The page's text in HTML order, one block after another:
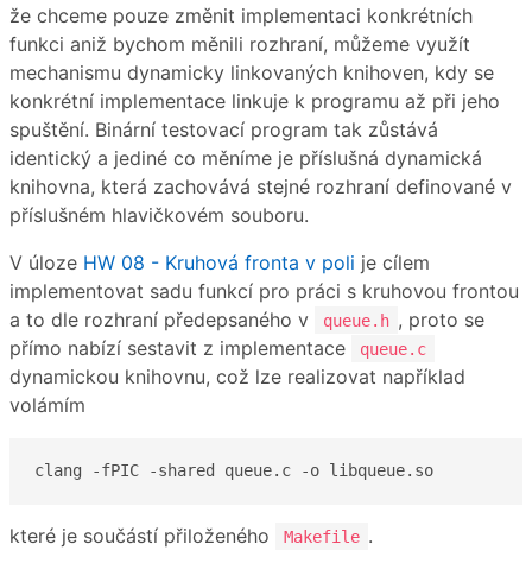
že chceme pouze změnit implementaci konkrétních
funkci aniž bychom měnili rozhraní, můžeme využít
mechanismu dynamicky linkovaných knihoven, kdy se
konkrétní implementace linkuje k programu až při jeho
spuštění. Binární testovací program tak zůstává
identický a jediné co měníme je příslušná dynamická
knihovna, která zachovává stejné rozhraní definované v
příslušném hlavičkovém souboru.
V úloze HW 08 - Kruhová fronta v poli je cílem
implementovat sadu funkcí pro práci s kruhovou frontou
a to dle rozhraní předepsaného v
queue.h , proto se
přímo nabízí sestavit z implementace
queue.c
dynamickou knihovnu, což lze realizovat například
volámím
clang -fPIC -shared queue.c -o libqueue.so
které je součástí přiloženého Makefile .